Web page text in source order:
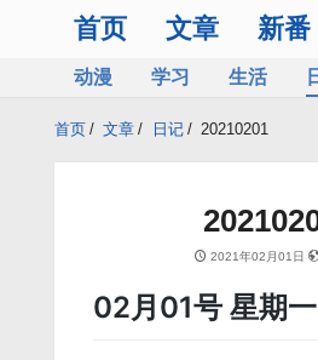
首页 文章 新番
动漫 学习 生活
首页 / 文章 / 日记 / 20210201
2021年02月01日
02月01号 星期